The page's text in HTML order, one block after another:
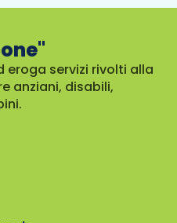
eroga servizi rivolti alla
anziani, disabili,